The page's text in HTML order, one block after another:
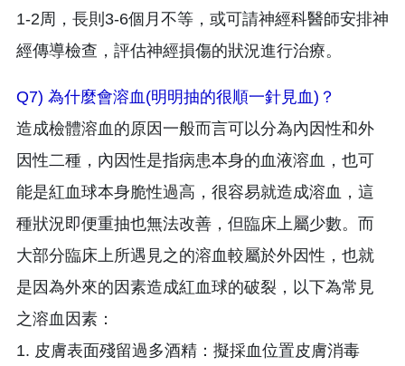
1-2周，長則3-6個月不等，或可請神經科醫師安排神
經傳導檢查，評估神經損傷的狀況進行治療。
Q7) 為什麼會溶血(明明抽的很順一針見血)？
造成檢體溶血的原因一般而言可以分為內因性和外
因性二種，內因性是指病患本身的血液溶血，也可
能是紅血球本身脆性過高，很容易就造成溶血，這
種狀況即便重抽也無法改善，但臨床上屬少數。而
大部分臨床上所遇見之的溶血較屬於外因性，也就
是因為外來的因素造成紅血球的破裂，以下為常見
之溶血因素：
1. 皮膚表面殘留過多酒精：擬採血位置皮膚消毒